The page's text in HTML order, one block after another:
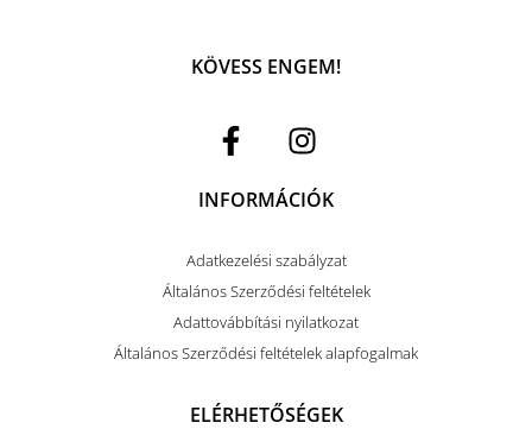
KÖVESS ENGEM!
INFORMÁCIÓK
Adatkezelési szabályzat
Általános Szerződési feltételek
Adattovábbítási nyilatkozat
Általános Szerződési feltételek alapfogalmak
ELÉRHETŐSÉGEK